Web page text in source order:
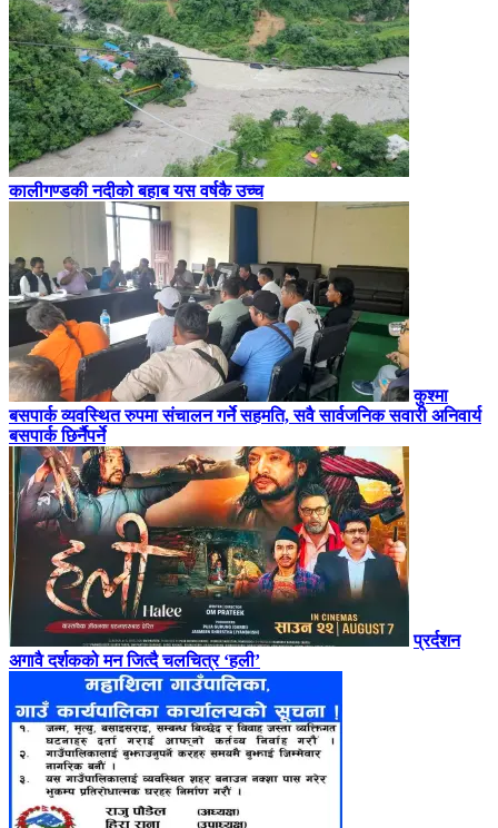
कालीगण्डकी नदीको बहाब यस वर्षकै उच्च
कुश्मा
बसपार्क व्यवस्थित रुपमा संचालन गर्ने सहमति, सवै सार्वजनिक सवारी अनिवार्य
बसपार्क छिर्नैपर्ने
प्रर्दशन
अगावै दर्शकको मन जित्दै चलचित्र ‘हली’